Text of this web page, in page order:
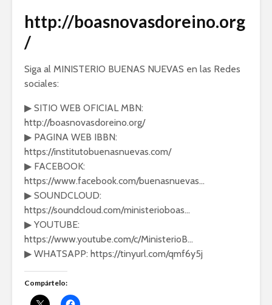
http://boasnovasdoreino.org
/
Siga al MINISTERIO BUENAS NUEVAS en las Redes
sociales:
▶ SITIO WEB OFICIAL MBN:
http://boasnovasdoreino.org/
▶ PAGINA WEB IBBN:
https://institutobuenasnuevas.com/
▶ FACEBOOK:
https://www.facebook.com/buenasnuevas…
▶ SOUNDCLOUD:
https://soundcloud.com/ministerioboas…
▶ YOUTUBE:
https://www.youtube.com/c/MinisterioB…
▶ WHATSAPP: https://tinyurl.com/qmf6y5j
Compártelo: